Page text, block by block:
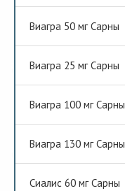
Виагра 50 мг Сарны
Виагра 25 мг Сарны
Виагра 100 мг Сарны
Виагра 130 мг Сарны
Сиалис 60 мг Сарны